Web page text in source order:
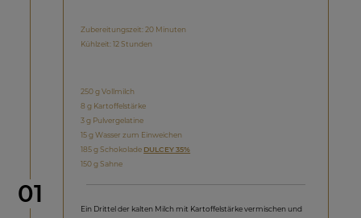
Schritt
01
Zubereitungszeit: 20 Minuten
Kühlzeit: 12 Stunden
250 g Vollmilch
8 g Kartoffelstärke
3 g Pulvergelatine
15 g Wasser zum Einweichen
185 g Schokolade DULCEY 35%
150 g Sahne
Ein Drittel der kalten Milch mit Kartoffelstärke vermischen und